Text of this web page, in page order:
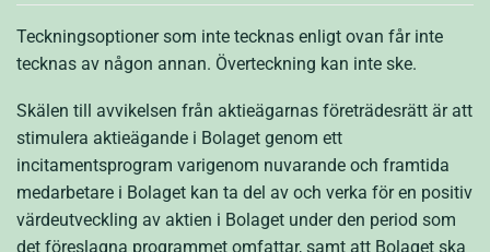
Teckningsoptioner som inte tecknas enligt ovan får inte
tecknas av någon annan. Överteckning kan inte ske.
Skälen till avvikelsen från aktieägarnas företrädesrätt är att
stimulera aktieägande i Bolaget genom ett
incitamentsprogram varigenom nuvarande och framtida
medarbetare i Bolaget kan ta del av och verka för en positiv
värdeutveckling av aktien i Bolaget under den period som
det föreslagna programmet omfattar, samt att Bolaget ska